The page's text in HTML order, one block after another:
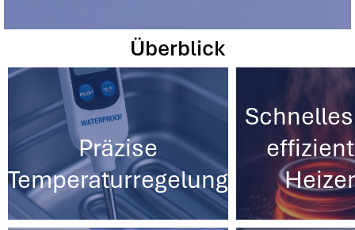
Überblick
Präzise
Temperaturregelung